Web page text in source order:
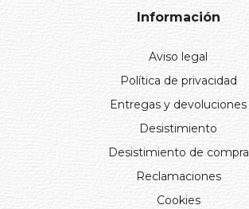
Información
Aviso legal
Política de privacidad
Entregas y devoluciones
Desistimiento
Desistimiento de compra
Reclamaciones
Cookies